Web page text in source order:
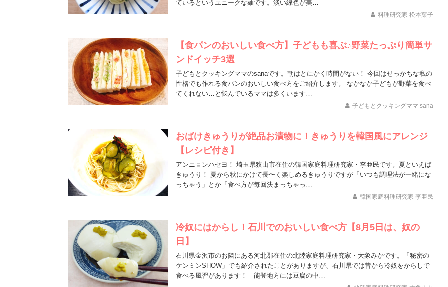
ているというユニークな麺です。淡い緑色が美…
料理研究家 松本葉子
【食パンのおいしい食べ方】子どもも喜ぶ♪野菜たっぷり簡単サ
ンドイッチ3選
子どもとクッキングママのsanaです。朝はとにかく時間がない！ 今回はせっかちな私の
性格でも作れる食パンのおいしい食べ方をご紹介します。 なかなか子どもが野菜を食べ
てくれない…と悩んでいるママは多くいます…
子どもとクッキングママ sana
おばけきゅうりが絶品お漬物に！きゅうりを韓国風にアレンジ
【レシピ付き】
アンニョンハセヨ！ 埼玉県狭山市在住の韓国家庭料理研究家・李亜民です。夏といえば
きゅうり！ 夏から秋にかけて長〜く楽しめるきゅうりですが「いつも調理法が一緒にな
っちゃう」とか「食べ方が毎回決まっちゃっ…
韓国家庭料理研究家 李亜民
冷奴にはからし！石川でのおいしい食べ方【8月5日は、奴の
日】
石川県金沢市のお隣にある河北郡在住の北陸家庭料理研究家・大象みかです。「秘密の
ケンミンSHOW」でも紹介されたことがありますが、石川県では昔から冷奴をからしで
食べる風習があります！ 能登地方には豆腐の中…